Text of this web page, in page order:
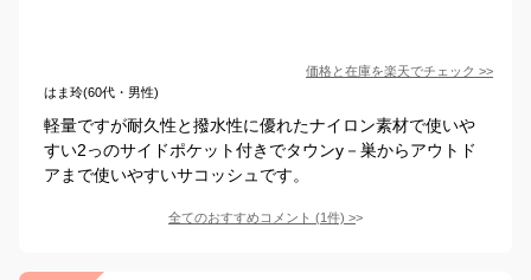
価格と在庫を楽天でチェック >>
はま玲(60代・男性)
軽量ですが耐久性と撥水性に優れたナイロン素材で使いや
すい2っのサイドポケット付きでタウンy－巣からアウトド
アまで使いやすいサコッシュです。
全てのおすすめコメント (1件) >